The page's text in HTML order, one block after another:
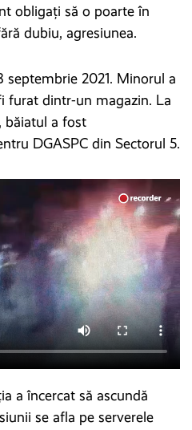
obligați să o poarte în
dubiu, agresiunea.
septembrie 2021. Minorul a
furat dintr-un magazin. La
băiatul a fost
DGASPC din Sectorul 5.
a încercat să ascundă
se afla pe serverele